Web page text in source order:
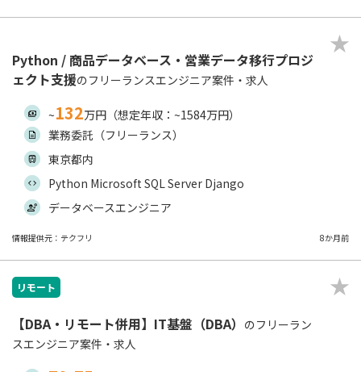
Python / 商品データベース・営業データ移行プロジ
ェクト支援のフリーランスエンジニア案件・求人
~132万円（想定年収：~1584万円）
業務委託（フリーランス）
東京都内
Python Microsoft SQL Server Django
データベースエンジニア
情報提供元：テクフリ 8か月前
リモート
【DBA・リモート併用】IT基盤（DBA） のフリーラン
スエンジニア案件・求人